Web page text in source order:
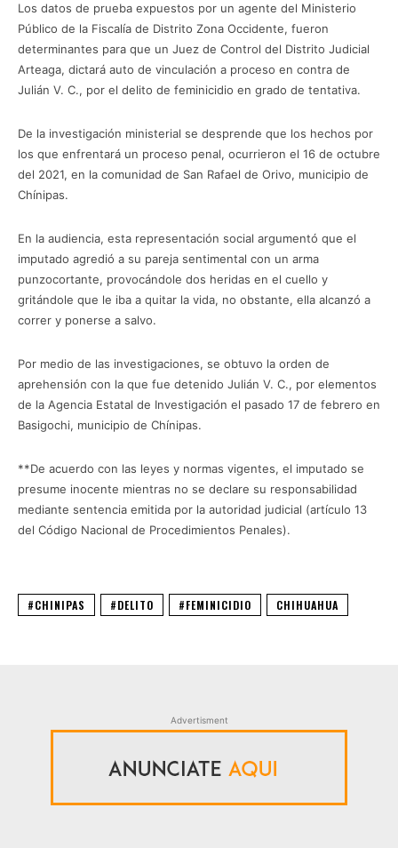
Los datos de prueba expuestos por un agente del Ministerio
Público de la Fiscalía de Distrito Zona Occidente, fueron
determinantes para que un Juez de Control del Distrito Judicial
Arteaga, dictará auto de vinculación a proceso en contra de
Julián V. C., por el delito de feminicidio en grado de tentativa.
De la investigación ministerial se desprende que los hechos por
los que enfrentará un proceso penal, ocurrieron el 16 de octubre
del 2021, en la comunidad de San Rafael de Orivo, municipio de
Chínipas.
En la audiencia, esta representación social argumentó que el
imputado agredió a su pareja sentimental con un arma
punzocortante, provocándole dos heridas en el cuello y
gritándole que le iba a quitar la vida, no obstante, ella alcanzó a
correr y ponerse a salvo.
Por medio de las investigaciones, se obtuvo la orden de
aprehensión con la que fue detenido Julián V. C., por elementos
de la Agencia Estatal de Investigación el pasado 17 de febrero en
Basigochi, municipio de Chínipas.
**De acuerdo con las leyes y normas vigentes, el imputado se
presume inocente mientras no se declare su responsabilidad
mediante sentencia emitida por la autoridad judicial (artículo 13
del Código Nacional de Procedimientos Penales).
#CHINIPAS #DELITO #FEMINICIDIO CHIHUAHUA
Advertisment